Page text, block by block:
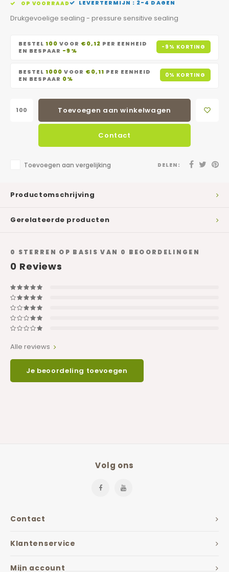
OP VOORRAAD LEVERTERMIJN : 2-4 DAGEN
Drukgevoelige sealing - pressure sensitive sealing
BESTEL 100 VOOR €0,12 PER EENHEID
EN BESPAAR -9%
-9% KORTING
BESTEL 1000 VOOR €0,11 PER EENHEID
EN BESPAAR 0%
0% KORTING
Toevoegen aan winkelwagen
Contact
Toevoegen aan vergelijking DELEN:
Productomschrijving
Gerelateerde producten
0 STERREN OP BASIS VAN 0 BEOORDELINGEN
0 Reviews
Alle reviews
Je beoordeling toevoegen
Contact
Volg ons
Klantenservice
Mijn account